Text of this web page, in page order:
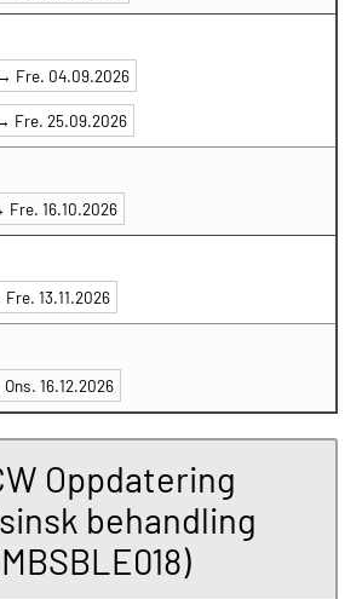
Fre. 04.09.2026
Fre. 25.09.2026
Fre. 16.10.2026
Fre. 13.11.2026
Ons. 16.12.2026
Oppdatering
behandling